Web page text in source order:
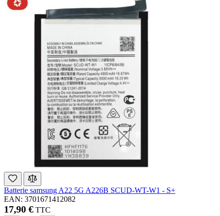
Batterie samsung A22 5G A226B SCUD-WT-W1 - S+
EAN: 3701671412082
17,90 € TTC